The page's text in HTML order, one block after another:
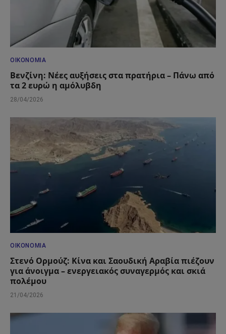
ΟΙΚΟΝΟΜΊΑ
Βενζίνη: Νέες αυξήσεις στα πρατήρια – Πάνω από
τα 2 ευρώ η αμόλυβδη
28/04/2026
ΟΙΚΟΝΟΜΊΑ
Στενό Ορμούζ: Κίνα και Σαουδική Αραβία πιέζουν
για άνοιγμα – ενεργειακός συναγερμός και σκιά
πολέμου
21/04/2026